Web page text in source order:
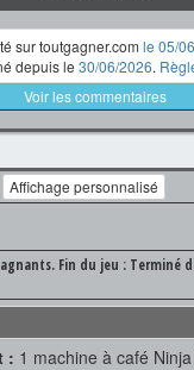
sur toutgagner.com le 05/
depuis le 30/06/2026.
Voir les commentaires
Affichage personnalisé
Fin du jeu : Terminé
: 1 machine à café